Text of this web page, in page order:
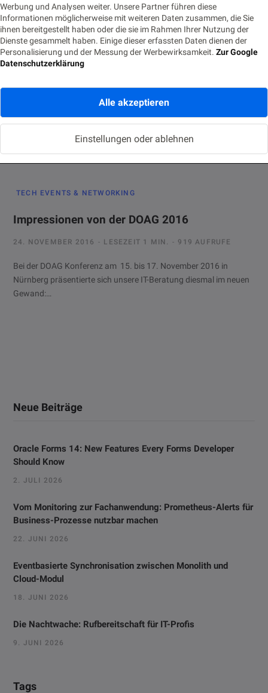
Werbung und Analysen weiter. Unsere Partner führen diese
Informationen möglicherweise mit weiteren Daten zusammen, die Sie
ihnen bereitgestellt haben oder die sie im Rahmen Ihrer Nutzung der
Dienste gesammelt haben. Einige dieser erfassten Daten dienen der
Personalisierung und der Messung der Werbewirksamkeit. Zur Google
Datenschutzerklärung
Alle akzeptieren
Einstellungen oder ablehnen
AI & DATA SCIENCE
Conversational UI: Wenn ein Bot „Erste Hilfe“
leistet
User Story User Stories beschreiben fiktive Ideen und
sollen diese Themen greifbarer machen um…
TECH EVENTS & NETWORKING
Impressionen von der DOAG 2016
24. NOVEMBER 2016 LESEZEIT 1 MIN. 919 AUFRUFE
Bei der DOAG Konferenz am 15. bis 17. November 2016 in
Nürnberg präsentierte sich unsere IT-Beratung diesmal im neuen
Gewand:…
Neue Beiträge
Oracle Forms 14: New Features Every Forms Developer
Should Know
2. JULI 2026
Vom Monitoring zur Fachanwendung: Prometheus-Alerts für
Business-Prozesse nutzbar machen
22. JUNI 2026
Eventbasierte Synchronisation zwischen Monolith und
Cloud-Modul
18. JUNI 2026
Die Nachtwache: Rufbereitschaft für IT-Profis
9. JUNI 2026
Tags